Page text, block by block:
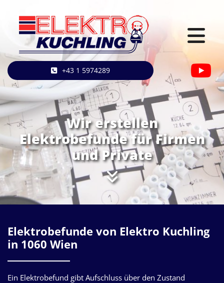
+43 1 5974289
Wir erstellen
Elektrobefunde für Firmen
und Private

Elektrobefunde von Elektro Kuchling
in 1060 Wien
Ein Elektrobefund gibt Aufschluss über den Zustand